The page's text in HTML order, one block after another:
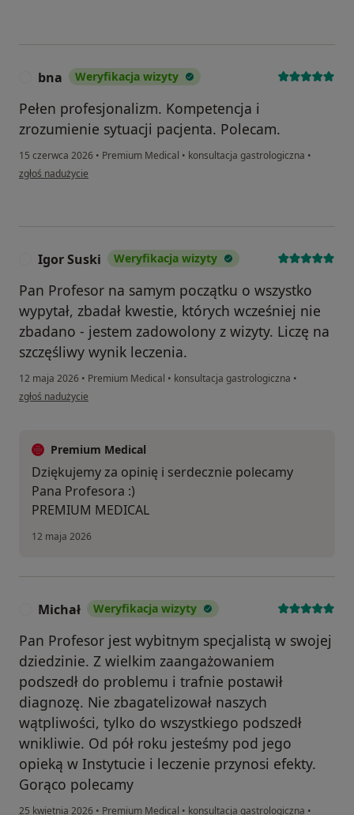
bna Weryfikacja wizyty
Pełen profesjonalizm. Kompetencja i
zrozumienie sytuacji pacjenta. Polecam.
15 czerwca 2026 • Premium Medical • konsultacja gastrologiczna •
w opinii użytkownika bna
zgłoś nadużycie
Igor Suski Weryfikacja wizyty
Pan Profesor na samym początku o wszystko
wypytał, zbadał kwestie, których wcześniej nie
zbadano - jestem zadowolony z wizyty. Liczę na
szczęśliwy wynik leczenia.
12 maja 2026 • Premium Medical • konsultacja gastrologiczna •
w opinii użytkownika Igor Suski
zgłoś nadużycie
Premium Medical
Dziękujemy za opinię i serdecznie polecamy
Pana Profesora :)
PREMIUM MEDICAL
12 maja 2026
Michał Weryfikacja wizyty
Pan Profesor jest wybitnym specjalistą w swojej
dziedzinie. Z wielkim zaangażowaniem
podszedł do problemu i trafnie postawił
diagnozę. Nie zbagatelizował naszych
wątpliwości, tylko do wszystkiego podszedł
wnikliwie. Od pół roku jesteśmy pod jego
opieką w Instytucie i leczenie przynosi efekty.
Gorąco polecamy
25 kwietnia 2026 • Premium Medical • konsultacja gastrologiczna •